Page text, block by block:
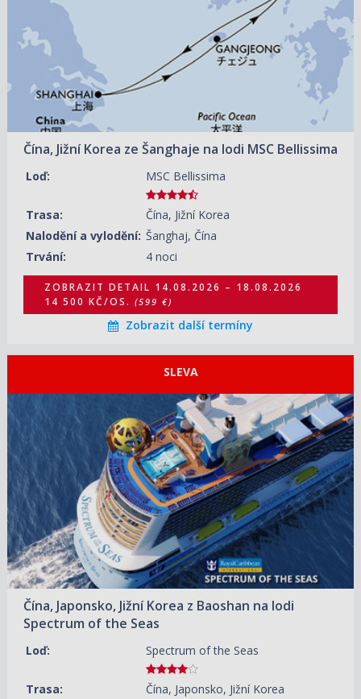
Čína, Jižní Korea ze Šanghaje na lodi MSC Bellissima
Loď: MSC Bellissima
Trasa:
Čína, Jižní Korea
Nalodění a vylodění: Šanghaj, Čína
Trvání:
4 noci
ZOBRAZIT DETAIL
23.08.2026 – 27.08.2026
12 080 KČ/OS.
(499 €)
ZOBRAZIT DETAIL
27.08.2026 – 31.08.2026
10 870 KČ/OS.
31.08.2026 – 04.09.2026
12 080 KČ/OS.
(499 €)
ZOBRAZIT DETAIL
04.09.2026 – 08.09.2026
08.09.2026 – 12.09.2026
10 870 KČ/OS.
(449 €)
12.09.2026 – 16.09.2026
ZOBRAZIT DETAIL 14.08.2026 – 18.08.2026
14 500 KČ/OS. (599 €)
Zobrazit další termíny
SLEVA
Čína, Japonsko, Jižní Korea z Baoshan na lodi
Spectrum of the Seas
Loď: Spectrum of the Seas
Trasa:
Čína, Japonsko, Jižní Korea
16.08.2026 – 21.08.2026
23 300 KČ/OS.
(963 €)